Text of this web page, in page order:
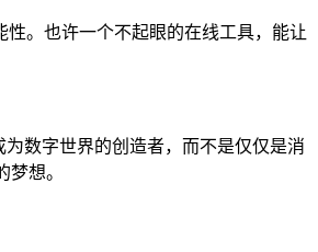
。也许一个不起眼的在线工具，能让
数字世界的创造者，而不是仅仅是消
想。